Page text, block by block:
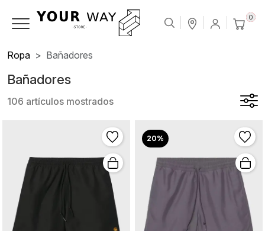
0
Ropa Bañadores
Bañadores
106 artículos mostrados
20%